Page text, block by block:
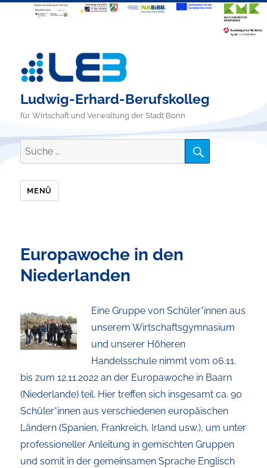
Ludwig-Erhard-Berufskolleg
für Wirtschaft und Verwaltung der Stadt Bonn
Suche
nach:
SUCHE
MENÜ
Europawoche in den
Niederlanden
Eine Gruppe von Schüler*innen aus
unserem Wirtschaftsgymnasium
und unserer Höheren
Handelsschule nimmt vom 06.11.
bis zum 12.11.2022 an der Europawoche in Baarn
(Niederlande) teil. Hier treffen sich insgesamt ca. 90
Schüler*innen aus verschiedenen europäischen
Ländern (Spanien, Frankreich, Irland usw.), um unter
professioneller Anleitung in gemischten Gruppen
und somit in der gemeinsamen Sprache Englisch